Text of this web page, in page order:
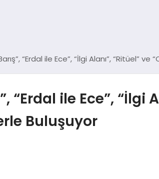
“Erdal ile Ece”, “İlgi Alanı”, “Ritüel”
“Erdal ile Ece”,
Buluşuyor